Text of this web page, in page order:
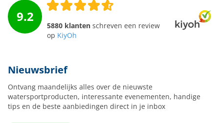
9.2
5880 klanten schreven een review
op KiyOh
Nieuwsbrief
Ontvang maandelijks alles over de nieuwste
watersportproducten, interessante evenementen, handige
tips en de beste aanbiedingen direct in je inbox